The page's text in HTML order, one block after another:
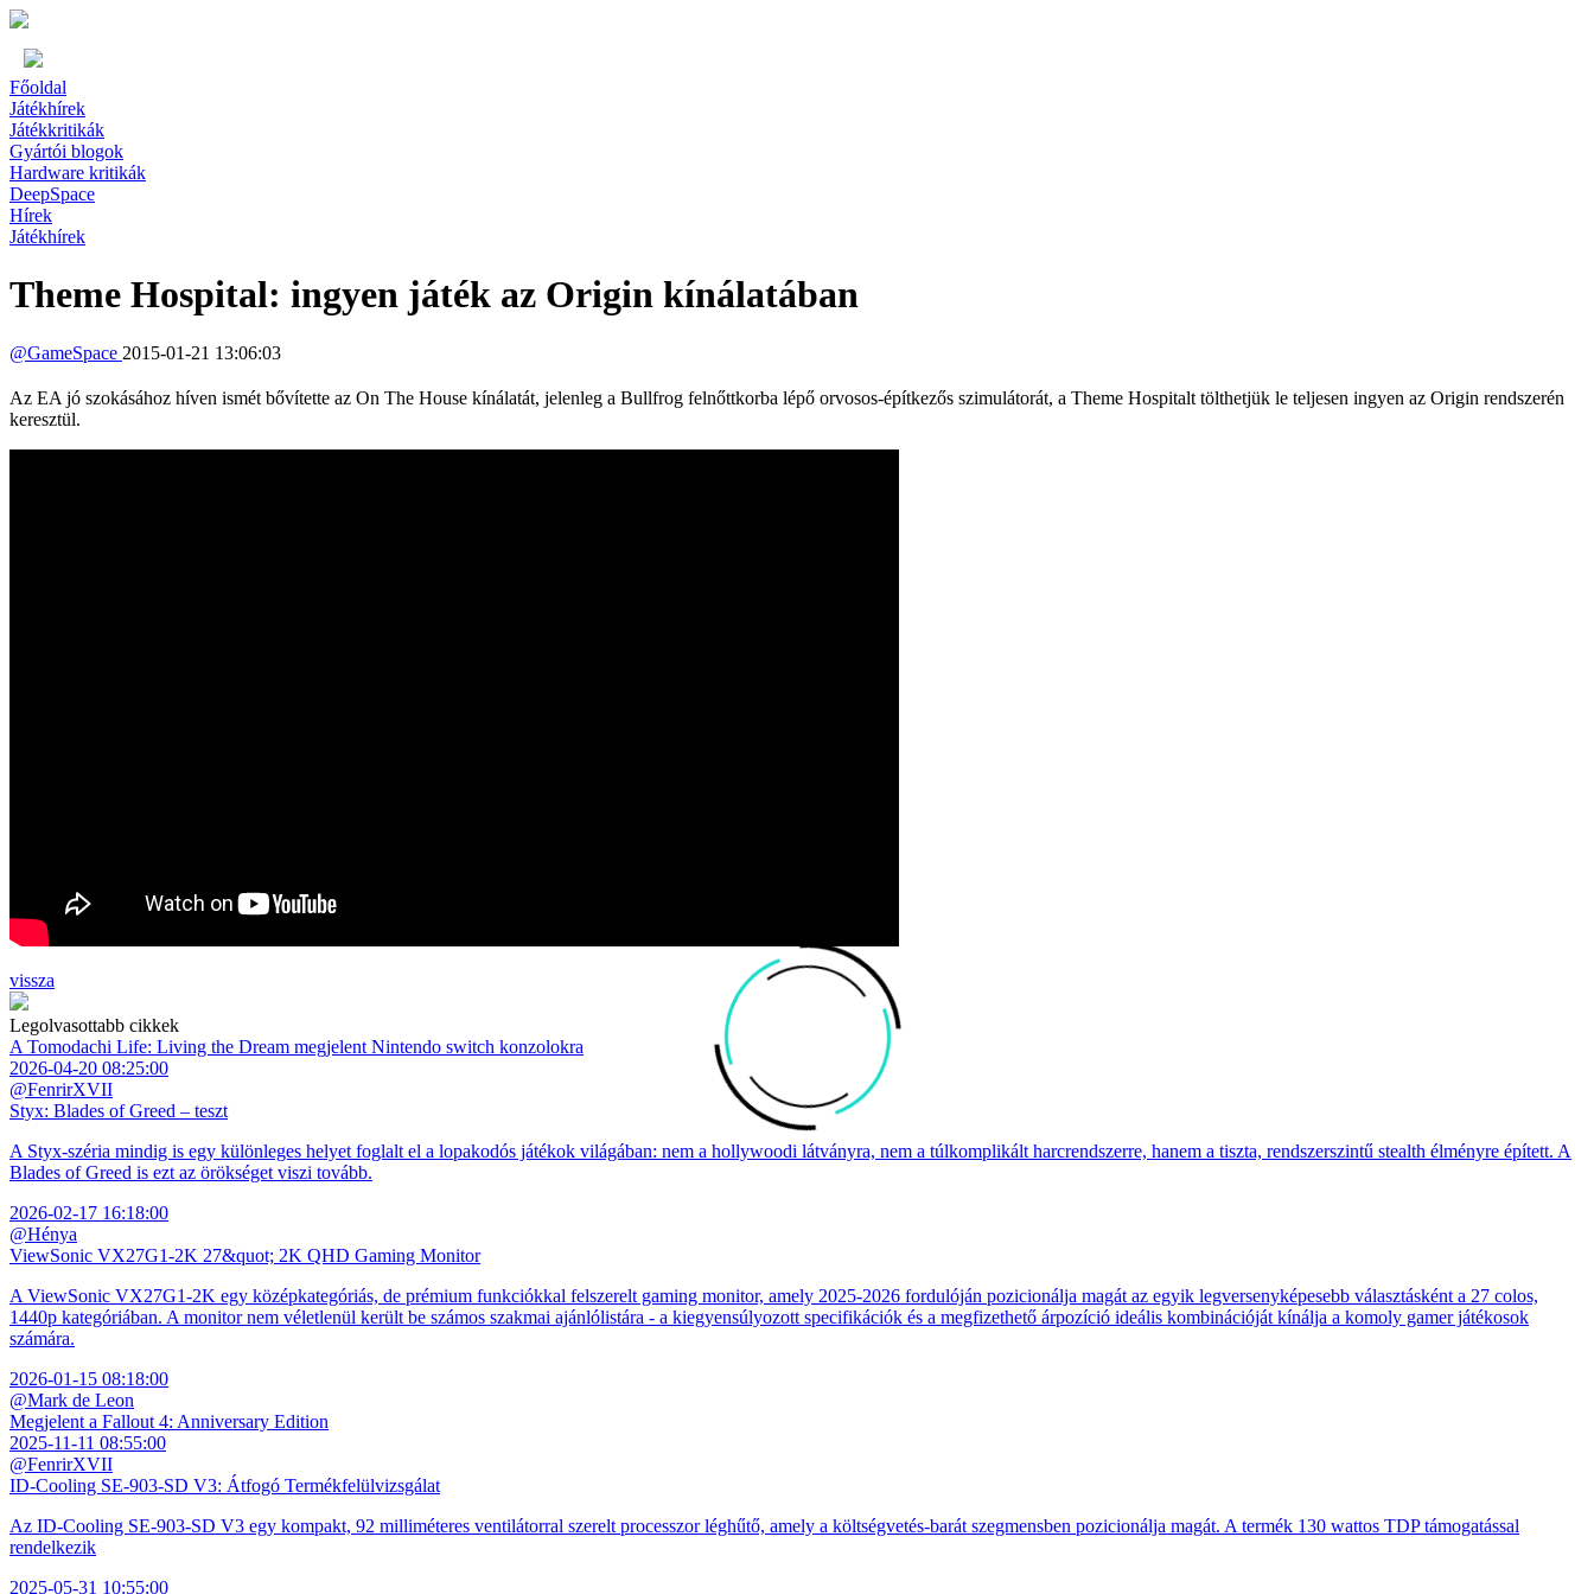
Főoldal
Játékhírek
Játékkritikák
Gyártói blogok
Hardware kritikák
DeepSpace
Hírek
Játékhírek
Theme Hospital: ingyen játék az Origin kínálatában
@GameSpace 2015-01-21 13:06:03
Az EA jó szokásához híven ismét bővítette az On The House kínálatát, jelenleg a Bullfrog felnőttkorba lépő orvosos-építkezős szimulátorát, a Theme Hospitalt tölthetjük le teljesen ingyen az Origin rendszerén
keresztül.
vissza
Legolvasottabb cikkek
A Tomodachi Life: Living the Dream megjelent Nintendo switch konzolokra
2026-04-20 08:25:00
@FenrirXVII
Styx: Blades of Greed – teszt
A Styx-széria mindig is egy különleges helyet foglalt el a lopakodós játékok világában: nem a hollywoodi látványra, nem a túlkomplikált harcrendszerre, hanem a tiszta, rendszerszintű stealth élményre épített. A
Blades of Greed is ezt az örökséget viszi tovább.
2026-02-17 16:18:00
@Hénya
ViewSonic VX27G1-2K 27&quot; 2K QHD Gaming Monitor
A ViewSonic VX27G1-2K egy középkategóriás, de prémium funkciókkal felszerelt gaming monitor, amely 2025-2026 fordulóján pozicionálja magát az egyik legversenyképesebb választásként a 27 colos,
1440p kategóriában. A monitor nem véletlenül került be számos szakmai ajánlólistára - a kiegyensúlyozott specifikációk és a megfizethető árpozíció ideális kombinációját kínálja a komoly gamer játékosok
számára.
2026-01-15 08:18:00
@Mark de Leon
Megjelent a Fallout 4: Anniversary Edition
2025-11-11 08:55:00
@FenrirXVII
ID-Cooling SE-903-SD V3: Átfogó Termékfelülvizsgálat
Az ID-Cooling SE-903-SD V3 egy kompakt, 92 milliméteres ventilátorral szerelt processzor léghűtő, amely a költségvetés-barát szegmensben pozicionálja magát. A termék 130 wattos TDP támogatással
rendelkezik
2025-05-31 10:55:00